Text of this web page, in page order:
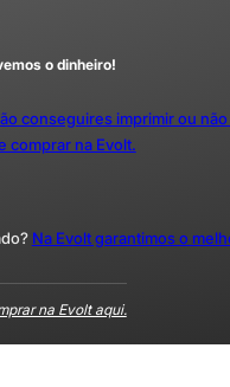
o dinheiro!
conseguires imprimir ou
comprar na Evolt.
Na Evolt garantimos o
na Evolt aqui.